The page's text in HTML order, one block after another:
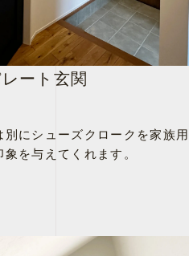
ート玄関
にシューズクロークを家族
を与えてくれます。